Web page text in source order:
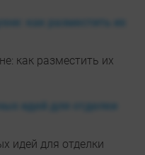
как разместить их
идей для отделки